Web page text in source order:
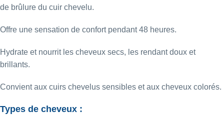
de brûlure du cuir chevelu.
Offre une sensation de confort pendant 48 heures.
Hydrate et nourrit les cheveux secs, les rendant doux et
brillants.
Convient aux cuirs chevelus sensibles et aux cheveux colorés.​
Types de cheveux :